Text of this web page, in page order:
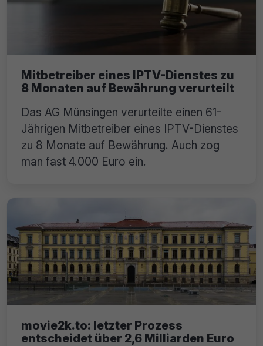
Mitbetreiber eines IPTV-Dienstes zu
8 Monaten auf Bewährung verurteilt
Das AG Münsingen verurteilte einen 61-
Jährigen Mitbetreiber eines IPTV-Dienstes
zu 8 Monate auf Bewährung. Auch zog
man fast 4.000 Euro ein.
movie2k.to: letzter Prozess
entscheidet über 2,6 Milliarden Euro